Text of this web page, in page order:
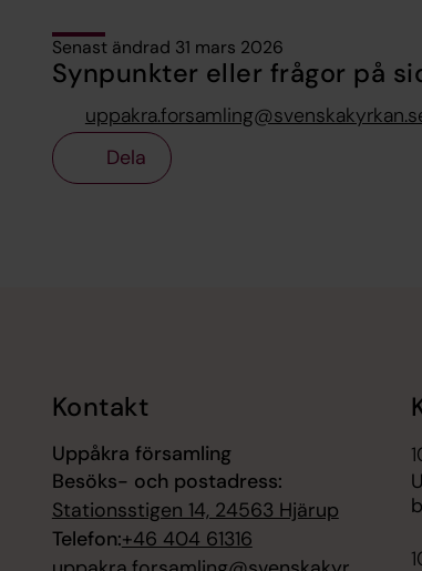
Senast ändrad 31 mars 2026
Synpunkter eller frågor på
Dela
Kontakt
Uppåkra församling
Besöks- och postadress:
Stationsstigen 14, 24563 Hjärup
Telefon:+46 404 61316